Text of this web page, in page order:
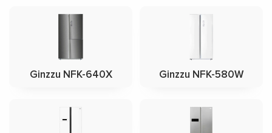
Ginzzu NFK-640X Ginzzu NFK-580W